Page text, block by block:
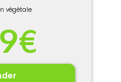
végétale